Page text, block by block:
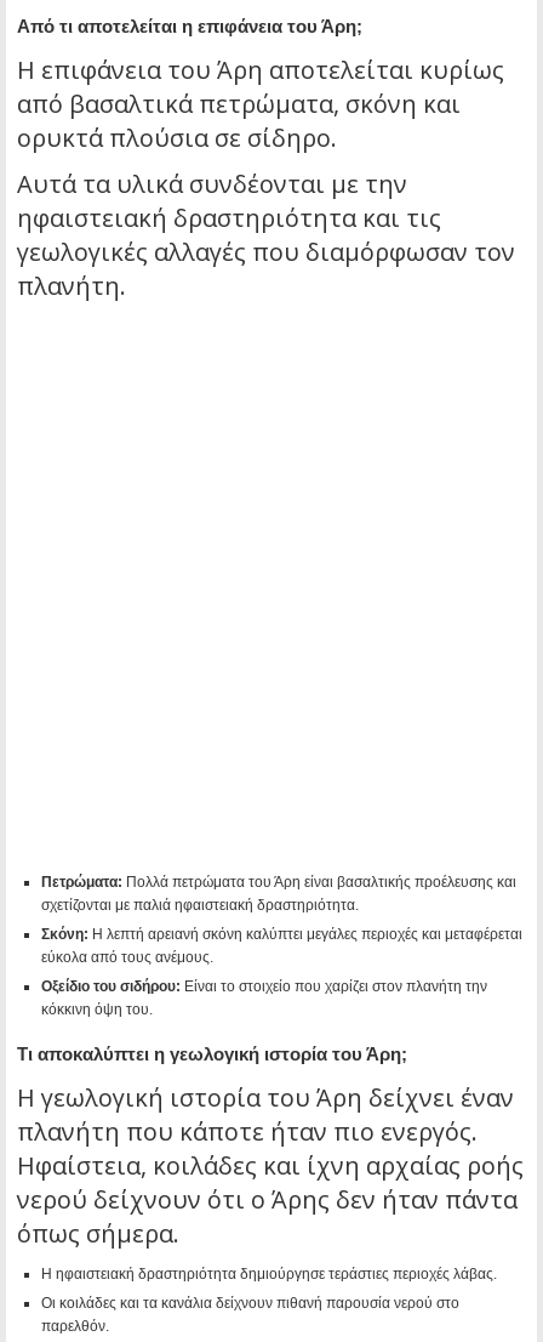
Από τι αποτελείται η επιφάνεια του Άρη;
Η επιφάνεια του Άρη αποτελείται κυρίως
από βασαλτικά πετρώματα, σκόνη και
ορυκτά πλούσια σε σίδηρο.
Αυτά τα υλικά συνδέονται με την
ηφαιστειακή δραστηριότητα και τις
γεωλογικές αλλαγές που διαμόρφωσαν τον
πλανήτη.
Πετρώματα: Πολλά πετρώματα του Άρη είναι βασαλτικής προέλευσης και
σχετίζονται με παλιά ηφαιστειακή δραστηριότητα.
Σκόνη: Η λεπτή αρειανή σκόνη καλύπτει μεγάλες περιοχές και μεταφέρεται
εύκολα από τους ανέμους.
Οξείδιο του σιδήρου: Είναι το στοιχείο που χαρίζει στον πλανήτη την
κόκκινη όψη του.
Τι αποκαλύπτει η γεωλογική ιστορία του Άρη;
Η γεωλογική ιστορία του Άρη δείχνει έναν
πλανήτη που κάποτε ήταν πιο ενεργός.
Ηφαίστεια, κοιλάδες και ίχνη αρχαίας ροής
νερού δείχνουν ότι ο Άρης δεν ήταν πάντα
όπως σήμερα.
Η ηφαιστειακή δραστηριότητα δημιούργησε τεράστιες περιοχές λάβας.
Οι κοιλάδες και τα κανάλια δείχνουν πιθανή παρουσία νερού στο
παρελθόν.